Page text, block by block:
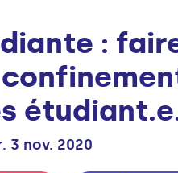
:
3 nov. 2020